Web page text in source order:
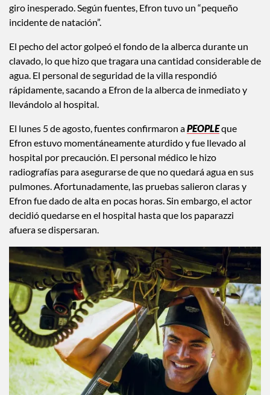
giro inesperado. Según fuentes, Efron tuvo un “pequeño
incidente de natación”.
El pecho del actor golpeó el fondo de la alberca durante un
clavado, lo que hizo que tragara una cantidad considerable de
agua. El personal de seguridad de la villa respondió
rápidamente, sacando a Efron de la alberca de inmediato y
llevándolo al hospital.
El lunes 5 de agosto, fuentes confirmaron aPEOPLEque
Efron estuvo momentáneamente aturdido y fue llevado al
hospital por precaución. El personal médico le hizo
radiografías para asegurarse de que no quedará agua en sus
pulmones. Afortunadamente, las pruebas salieron claras y
Efron fue dado de alta en pocas horas. Sin embargo, el actor
decidió quedarse en el hospital hasta que los paparazzi
afuera se dispersaran.